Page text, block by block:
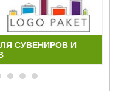
СУВЕНИРОВ И